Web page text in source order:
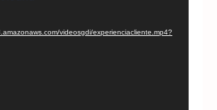
videosgdi/experienciacliente.mp4?